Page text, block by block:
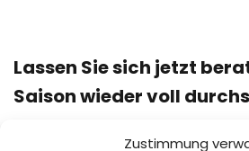
Zustimmung
Lassen Sie sich jetzt
Saison wieder voll